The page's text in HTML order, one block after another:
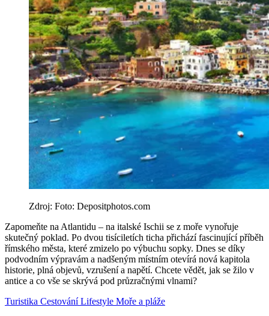
Zdroj: Foto: Depositphotos.com
Zapomeňte na Atlantidu – na italské Ischii se z moře vynořuje
skutečný poklad. Po dvou tisíciletích ticha přichází fascinující příběh
římského města, které zmizelo po výbuchu sopky. Dnes se díky
podvodním výpravám a nadšeným místním otevírá nová kapitola
historie, plná objevů, vzrušení a napětí. Chcete vědět, jak se žilo v
antice a co vše se skrývá pod průzračnými vlnami?
Turistika CestováníLifestyle Moře a pláže